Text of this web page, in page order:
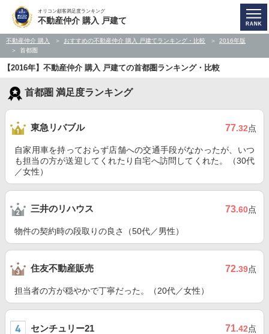
オリコン顧客満足度ランキング
不動産仲介 購入 戸建て
不動産仲介 購入 おすすめの不動産仲介 購入 戸建てランキング・比較
2016年版
首都圏
【2016年】不動産仲介 購入 戸建ての首都圏ランキング・比較
首都圏 満足度ランキング
東急リバブル 77.32点
自家用車を持っておらず店舗への交通手段がなかったが、いつ
も担当の方が送迎してくれたり自宅へ訪問してくれた。（30代
／女性）
三井のリハウス 73.60点
物件の契約時の段取りの良さ（50代／男性）
住友不動産販売 72.39点
担当者の方が穏やかで丁寧だった。（20代／女性）
センチュリー21 71.42点